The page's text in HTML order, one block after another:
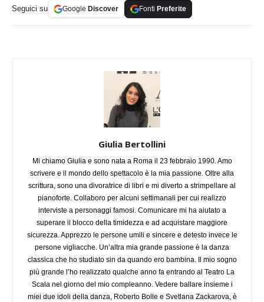
Seguici su Google Discover Fonti Preferite
Giulia Bertollini
Mi chiamo Giulia e sono nata a Roma il 23 febbraio 1990. Amo
scrivere e il mondo dello spettacolo è la mia passione. Oltre alla
scrittura, sono una divoratrice di libri e mi diverto a strimpellare al
pianoforte. Collaboro per alcuni settimanali per cui realizzo
interviste a personaggi famosi. Comunicare mi ha aiutato a
superare il blocco della timidezza e ad acquistare maggiore
sicurezza. Apprezzo le persone umili e sincere e detesto invece le
persone vigliacche. Un’altra mia grande passione è la danza
classica che ho studiato sin da quando ero bambina. Il mio sogno
più grande l’ho realizzato qualche anno fa entrando al Teatro La
Scala nel giorno del mio compleanno. Vedere ballare insieme i
miei due idoli della danza, Roberto Bolle e Svetlana Zackarova, è